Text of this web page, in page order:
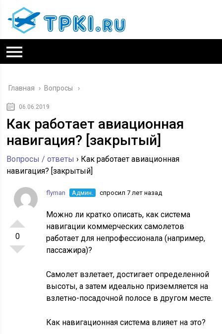
Главная › Вопросы
06.06.2019
Как работает авиационная
навигация? [закрытый]
Вопросы / ответы › Как работает авиационная
навигация? [закрытый]
0
flyman Админ. спросил 7 лет назад
Можно ли кратко описать, как система
навигации коммерческих самолетов
работает для непрофессионала (например,
пассажира)?
Самолет взлетает, достигает определенной
высоты, а затем идеально приземляется на
взлетно-посадочной полосе в другом месте.
Как навигационная система влияет на это?